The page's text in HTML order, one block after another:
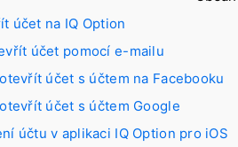
účet na IQ Option
účet pomocí e-mailu
účet s účtem na Facebooku
účet s účtem Google
účtu v aplikaci IQ Option pro iOS